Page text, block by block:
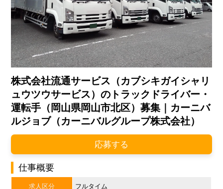
株式会社流通サービス（カブシキガイシャリ
ュウツウサービス）のトラックドライバー・
運転手（岡山県岡山市北区）募集｜カーニバ
ルジョブ（カーニバルグループ株式会社）
応募する
仕事概要
求人区分 フルタイム